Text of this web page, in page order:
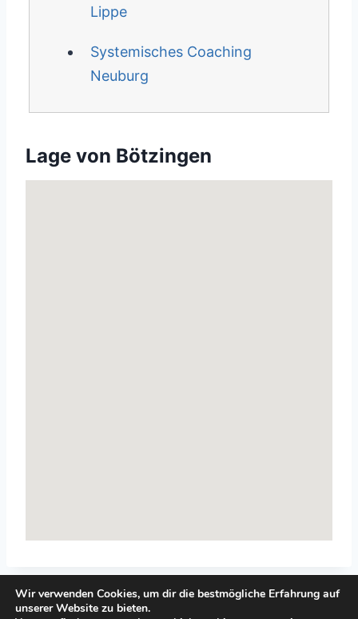
Lippe
Systemisches Coaching
Neuburg
Lage von Bötzingen
Wir verwenden Cookies, um dir die bestmögliche Erfahrung auf
unserer Website zu bieten.